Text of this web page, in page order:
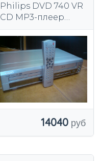
Philips DVD 740 VR
CD MP3-плеер
DVD-рекордер
14040